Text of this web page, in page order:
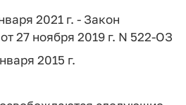
2021 г. - Закон
27 ноября 2019 г. N 522-ОЗ
2015 г.